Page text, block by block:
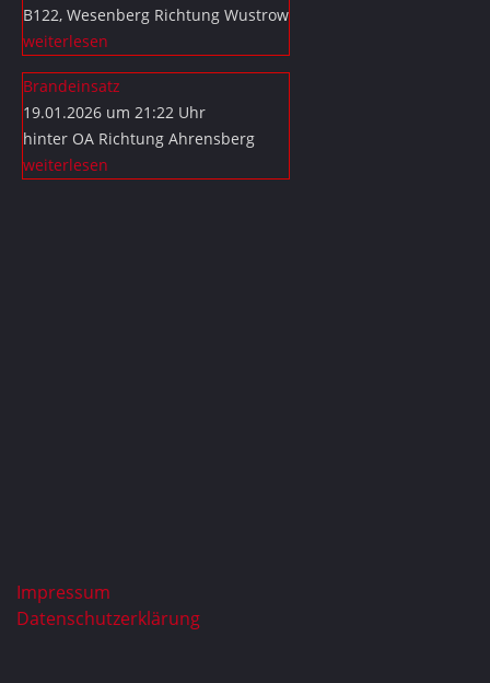
B122, Wesenberg Richtung Wustrow
weiterlesen
Brandeinsatz
19.01.2026 um 21:22 Uhr
hinter OA Richtung Ahrensberg
weiterlesen
Impressum
Datenschutzerklärung